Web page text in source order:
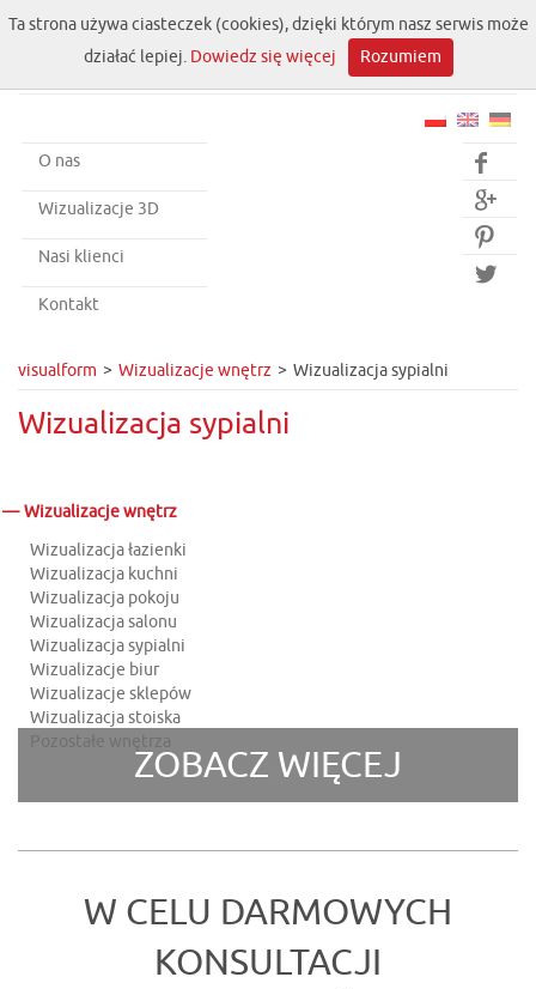




O nas
Wizualizacje 3D
Nasi klienci
Kontakt
visualform Wizualizacje wnętrz Wizualizacja sypialni
Wizualizacja sypialni
Wizualizacje wnętrz
Wizualizacja łazienki
Wizualizacja kuchni
Wizualizacja pokoju
Wizualizacja salonu
Wizualizacja sypialni
Wizualizacje biur
Wizualizacje sklepów
Wizualizacja stoiska
ZOBACZ WIĘCEJ
W CELU DARMOWYCH
KONSULTACJI
Ta strona używa ciasteczek (cookies), dzięki którym nasz serwis może
działać lepiej. Dowiedz się więcej Rozumiem